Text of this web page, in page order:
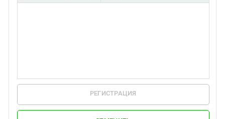
РЕГИСТРАЦИЯ